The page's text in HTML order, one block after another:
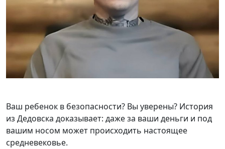
Ваш ребенок в безопасности? Вы уверены? История
из Дедовска доказывает: даже за ваши деньги и под
вашим носом может происходить настоящее
средневековье.